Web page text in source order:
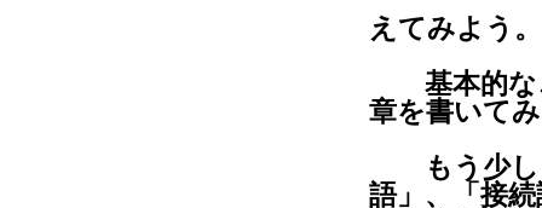
えてみよう
基本的な
章を書いて
もう少し
語」、「接